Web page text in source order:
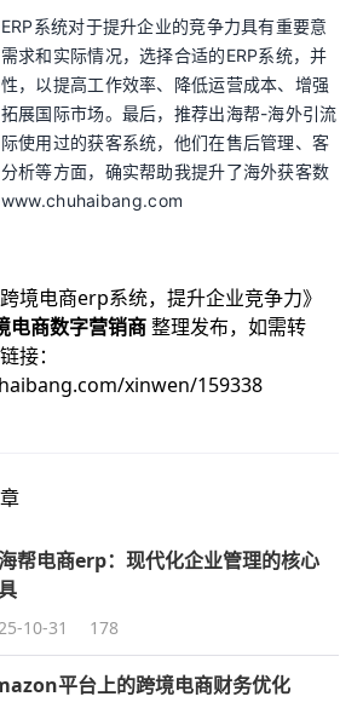
系统对于提升企业的竞争力具有重要意
求和实际情况，选择合适的ERP系统，并
，以提高工作效率、降低运营成本、增强
展国际市场。最后，推荐出海帮-海外引流
使用过的获客系统，他们在售后管理、客
析等方面，确实帮助我提升了海外获客数
境电商erp系统，提升企业竞争力》
电商数字营销商整理发布，如需转
接：
xinwen/159338
帮电商erp：现代化企业管理的核心
10-31 178
平台上的跨境电商财务优化